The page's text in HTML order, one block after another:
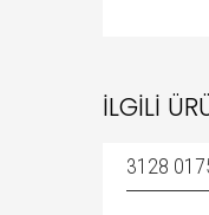
İLGILI